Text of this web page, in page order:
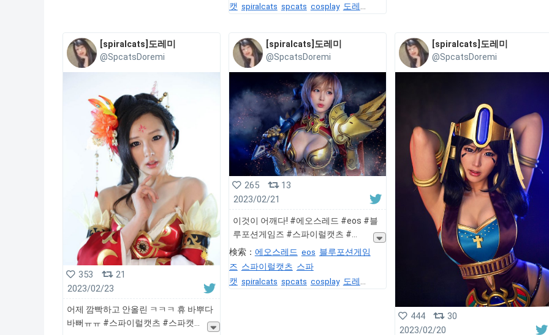
캣 spiralcats spcats cosplay 도레
[spiralcats]도레미
@SpcatsDoremi
353
21
2023/02/23
어제 깜빡하고 안올린 ㅋㅋㅋ 휴 바뿌다
바뻐ㅠㅠ #스파이럴캣츠 #스파캣
[spiralcats]도레미
@SpcatsDoremi
265
13
2023/02/21
이것이 어깨다! #에오스레드 #eos #블
루포션게임즈 #스파이럴캣츠 #
検索： 에오스레드 eos 블루포션게임
즈 스파이럴캣츠 스파
캣 spiralcats spcats cosplay 도레
[spiralcats]도레미
@SpcatsDoremi
444
30
2023/02/20